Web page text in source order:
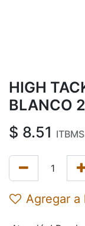
HIGH
BLANCO
$ 8.51
Agregar a